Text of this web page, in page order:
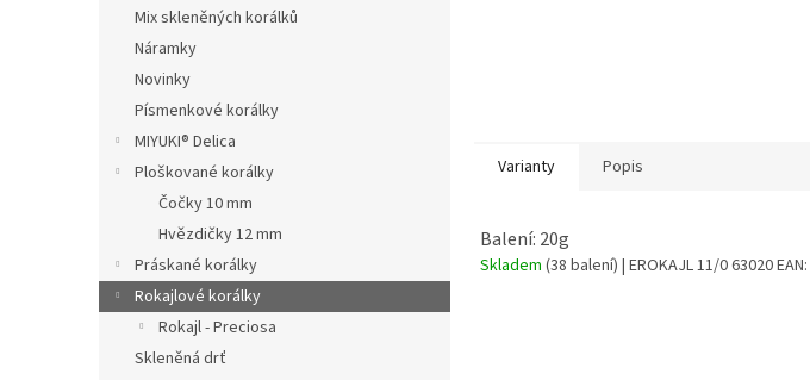
Mix skleněných korálků
Náramky
Novinky
Písmenkové korálky
MIYUKI® Delica
Ploškované korálky
Čočky 10 mm
Hvězdičky 12 mm
Práskané korálky
Rokajlové korálky
Rokajl - Preciosa
Skleněná drť
Varianty Popis
Balení: 20g
Skladem (38 balení) | EROKAJL 11/0 63020EAN: